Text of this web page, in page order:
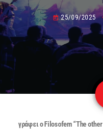
today 25/09/2025
γράφει ο Filosofem “The